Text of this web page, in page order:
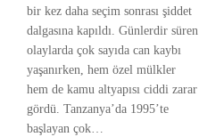
bir kez daha seçim sonrası şiddet
dalgasına kapıldı. Günlerdir süren
olaylarda çok sayıda can kaybı
yaşanırken, hem özel mülkler
hem de kamu altyapısı ciddi zarar
gördü. Tanzanya’da 1995’te
başlayan çok…